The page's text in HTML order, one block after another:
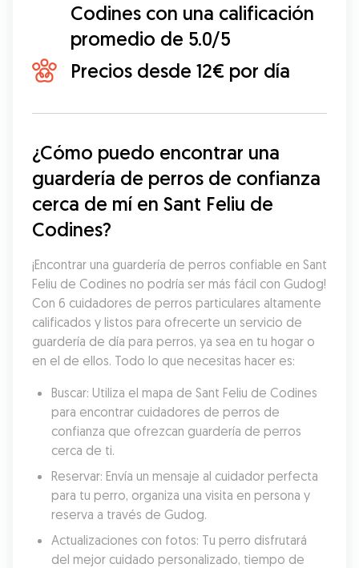
Codines con una calificación
promedio de 5.0/5
Precios desde 12€ por día
¿Cómo puedo encontrar una
guardería de perros de confianza
cerca de mí en Sant Feliu de
Codines?
¡Encontrar una guardería de perros confiable en Sant
Feliu de Codines no podría ser más fácil con Gudog!
Con 6 cuidadores de perros particulares altamente
calificados y listos para ofrecerte un servicio de
guardería de día para perros, ya sea en tu hogar o
en el de ellos. Todo lo que necesitas hacer es:
Buscar: Utiliza el mapa de Sant Feliu de Codines
para encontrar cuidadores de perros de
confianza que ofrezcan guardería de perros
cerca de ti.
Reservar: Envía un mensaje al cuidador perfecta
para tu perro, organiza una visita en persona y
reserva a través de Gudog.
Actualizaciones con fotos: Tu perro disfrutará
del mejor cuidado personalizado, tiempo de